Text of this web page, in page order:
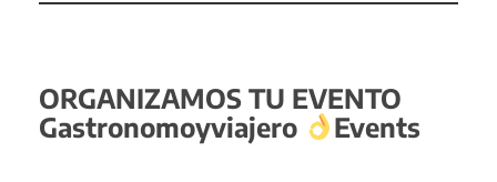
ORGANIZAMOS TU EVENTO
Gastronomoyviajero
Events